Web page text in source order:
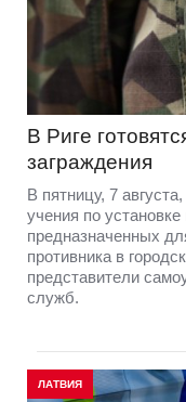
В Риге
заграждения
В пятницу, 7
учения по
предназначенных
противника в
представители
служб.
ЛАТВИЯ